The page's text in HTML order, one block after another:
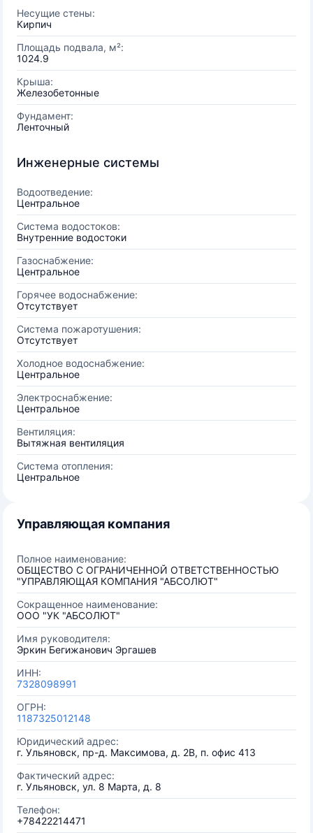
Несущие стены:
Кирпич
Площадь подвала, м²:
1024.9
Крыша:
Железобетонные
Фундамент:
Ленточный
Инженерные системы
Водоотведение:
Центральное
Система водостоков:
Внутренние водостоки
Газоснабжение:
Центральное
Горячее водоснабжение:
Отсутствует
Система пожаротушения:
Отсутствует
Холодное водоснабжение:
Центральное
Электроснабжение:
Центральное
Вентиляция:
Вытяжная вентиляция
Система отопления:
Центральное
Управляющая компания
Полное наименование:
ОБЩЕСТВО С ОГРАНИЧЕННОЙ ОТВЕТСТВЕННОСТЬЮ
"УПРАВЛЯЮЩАЯ КОМПАНИЯ "АБСОЛЮТ"
Сокращенное наименование:
ООО "УК "АБСОЛЮТ"
Имя руководителя:
Эркин Бегижанович Эргашев
ИНН:
7328098991
ОГРН:
1187325012148
Юридический адрес:
г. Ульяновск, пр-д. Максимова, д. 2В, п. офис 413
Фактический адрес:
г. Ульяновск, ул. 8 Марта, д. 8
Телефон:
+78422214471